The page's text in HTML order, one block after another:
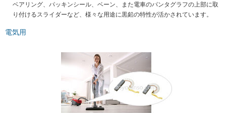
ベアリング、パッキンシール、ベーン、また電車のパンタグラフの上部に取
り付けるスライダーなど、様々な用途に黒鉛の特性が活かされています。
電気用